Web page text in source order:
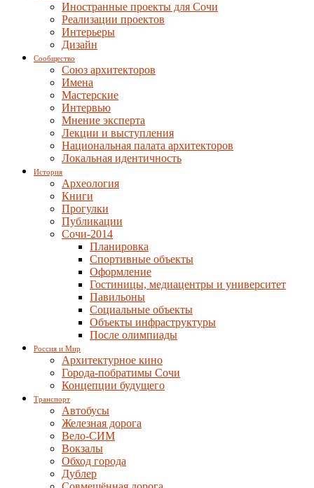
Иностранные проекты для Сочи
Реализации проектов
Интерьеры
Дизайн
Сообщество
Союз архитекторов
Имена
Мастерские
Интервью
Мнение эксперта
Лекции и выступления
Национальная палата архитекторов
Локальная идентичность
История
Археология
Книги
Прогулки
Публикации
Сочи-2014
Планировка
Спортивные объекты
Оформление
Гостиницы, медиацентры и университет
Павильоны
Социальные объекты
Объекты инфраструктуры
После олимпиады
Россия и Мир
Архитектурное кино
Города-побратимы Сочи
Концепции будущего
Транспорт
Автобусы
Железная дорога
Вело-СИМ
Вокзалы
Обход города
Дублер